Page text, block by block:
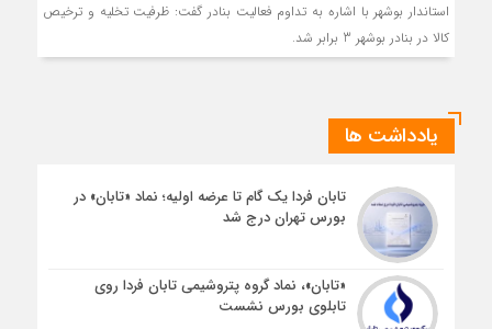
استاندار بوشهر با اشاره به تداوم فعالیت بنادر گفت: ظرفیت تخلیه و ترخیص
کالا در بنادر بوشهر 3 برابر شد.
یادداشت ها
تابان فردا یک گام تا عرضه اولیه؛ نماد «تابان» در
بورس تهران درج شد
«تابان»، نماد گروه پتروشیمی تابان فردا روی
تابلوی بورس نشست